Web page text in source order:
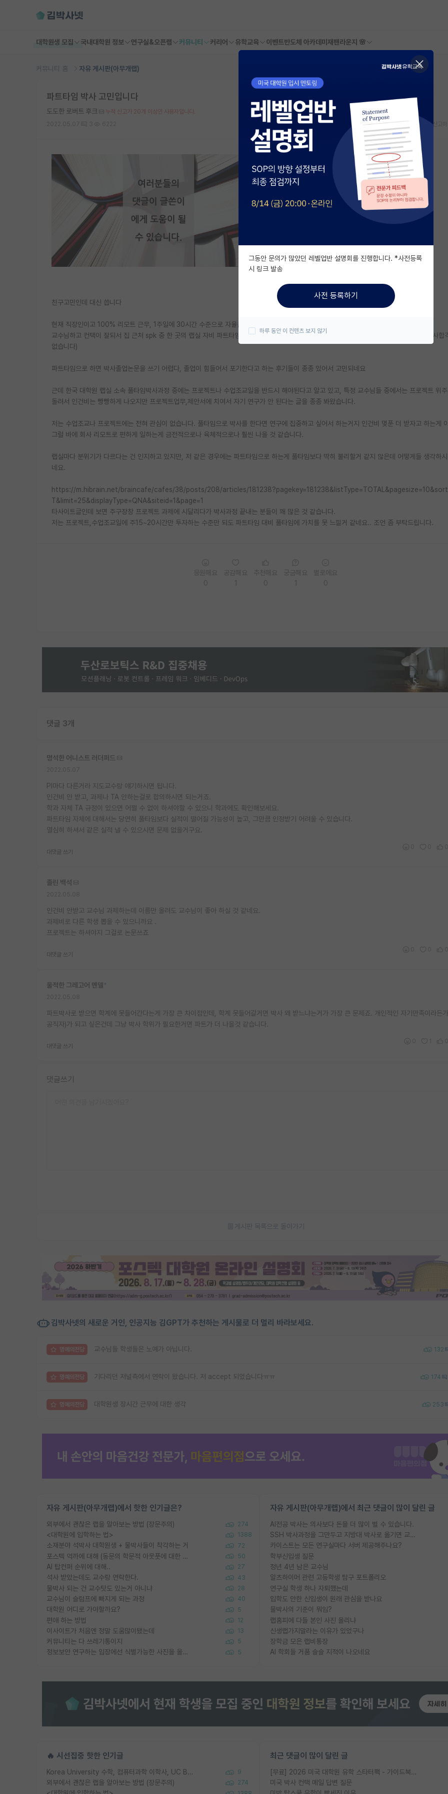
대학원생 모집 국내대학원 정보 연구실&오픈랩 커뮤니티 커리어 유학교육 이벤트반도체 아카데미 재팬라운지 🌸
커뮤니티 홈 자유 게시판(아무개랩)
파트타임 박사 고민입니다
도도한 로버트 후크
누적 신고가 20개 이상인 사용자입니다.
스크랩 신고
친구고민인데 대신 씁니다
현재 직장인이고 100% 리모트 근무, 1주일에 30시간 수준으로 자율근무로 일해서 굉장히 시간이 넉넉한 편입니다.
교수님하고 컨택이 잘되서 집 근처 spk 중 한 곳의 랩실 자비 파트타임박사, 펀딩받는 풀타임박사 둘 중에 하나 고르면 되는 상황인데 (최종 박사합
없습니다)
파트타임으로 하면 박사졸업논문을 쓰기 어렵다, 졸업이 힘들어서 포기한다고 하는 후기들이 종종 있어서 고민되네요
근데 한국 대학원 랩실 소속 풀타임박사과정 중에는 프로젝트나 수업조교일을 반드시 해야된다고 알고 있고, 특정 교수님들 중에서는 프로젝트 위
돌려서 인건비는 빵빵하게 나오지만 프로젝트업무,제안서에 치여서 자기 연구가 안 된다는 글을 종종 봐왔습니다.
저는 수업조교나 프로젝트에는 전혀 관심이 없습니다. 풀타임으로 박사를 한다면 연구에 집중하고 싶어서 하는거지 인건비 몇푼 더 받자고 하는게
그럴 바에 회사 리모트로 편하게 일하는게 금전적으로나 육체적으로나 훨씬 나을 것 같습니다.
랩실마다 분위기가 다르다는 건 인지하고 있지만, 저 같은 경우에는 파트타임으로 하는게 풀타임보다 딱히 불리할거 같지 않은데 어떻게들 생각하
네요.
https://m.hibrain.net/braincafe/cafes/38/posts/208/articles/
T&limit=25&displayType=QNA&siteid=1&page=1
타사이트글인데 보면 주구장창 프로젝트 과제에 시달리다가 박사과정 끝내는 분들이 꽤 많은 것 같습니다.
저는 프로젝트,수업조교일에 주15~20시간만 투자하는 수준만 되도 파트타임 대비 풀타임에 가치를 못 느낄거 같네요.. 조언 좀 부탁드립니다.
댓글 3개
명석한 어니스트 러더퍼드
PI마다 다른거라 지도교수랑 얘기하시면 됩니다.
인건비 안 받고, 과제나 TA 안하는걸로 합의하시면 되는거죠.
학과 자체 TA 규정이 있으면 어쩔 수 없이 하셔야할 수 있으니 학과에도 확인해보세요.
파트타임 자체에 대해서는 당연히 풀타임보다 실적이 떨어질 가능성이 높고, 그만큼 인정받기 어려울 수 있습니다.
열심히 하셔서 같은 실적 낼 수 있으시면 문제 없을거구요.
대댓글 쓰기
졸린 백석
인건비 안받고 교수님 과제하는데 이름만 올려도 교수님이 좋아 하실 것 같네요.
과제비로 다른 학생 뽑을 수 있으니까요 .
프로젝트는 하셔야지 그걸로 논문쓰죠
대댓글 쓰기
울적한 그레고어 멘델
파트박사로 받으면 학계에 못들어간다는게 가장 큰 차이점인데, 학계 못들어갈거면 박사 왜 받느냐는거가 가장 큰 문제죠. 개인적인 자기만족이라든
공직자)가 되고 싶은건데 그냥 박사 학위가 필요한거면 파트가 더 나을것 같습니다.
대댓글 쓰기
댓글쓰기
게시판 목록으로 돌아가기
김박사넷의 새로운 거인, 인공지능 김GPT가 추천하는 게시물로 더 멀리 바라보세요.
명예의전당 교수님들 학생들은 노예가 아닙니다. 132
명예의전당 기다리던 저널측에서 연락이 왔습니다. 저 accept 되었습니다ㅠㅠ 174
명예의전당 대학원생 장시간 근무에 대한 생각 253
자유 게시판(아무개랩)에서 핫한 인기글은?
외부에서 괜찮은 랩을 알아보는 방법 (장문주의) 274
<대학원에 입학하는 법> 1388
소재분야 석박사 대학원생 + 물박사들이 착각하는 거 72
포스텍 억까에 대해 (동문의 학문적 아웃풋에 대한 반박) 50
AI 탑컨퍼 순위에 대해.. 27
석사 받았는데도 교수랑 연락한다. 43
물박사 되는 건 교수탓도 있는거 아니냐 28
교수님이 슬럼프에 빠지게 되는 과정 40
대학원 어디로 가야할까요? 5
편애 하는 방법 12
이사이트가 처음엔 정말 도움많이됐는데 13
커뮤니티는 다 쓰레기통이지 5
정보보안 연구하는 입장에선 식별가능한 사진을 올리는건 비추이긴함 5
자유 게시판(아무개랩)에서 최근 댓글이 많이 달린 글
AI전공 박사는 의사보다 돈을 더 많이 벌 수 있습니다.
SSH 박사과정을 그만두고 지방대 박사로 옮기면 교수의 꿈은 끝일까요?
카이스트는 모든 연구실마다 서버 제공해주나요?
학부신입생 질문
정년 4년 남은 교수님
알츠하이머 관련 고등학생 탐구 포트폴리오
연구실 학생 하나 자퇴했는데
입학도 안한 신입생이 원래 관심을 받나요
물박사의 기준이 뭐임?
랩홈피에 다들 본인 사진 올리냐
신생랩가지말라는 이유가 있었구나
장학금 모은 랩비통장
AI 학회들 거품 슬슬 지적이 나오네요
🔥 시선집중 핫한 인기글
Korea University 수학, 컴퓨터과학 이학사, UC Berkeley 산업공학 대학원 공학박사가 되는 것은 쉽지 않겠죠? 9
외부에서 괜찮은 랩을 알아보는 방법 (장문주의) 274
최근 댓글이 많이 달린 글
[무료] 2026 미국 대학원 유학 스타터팩 - 가이드북 & 합격자 컨택메일 템플릿
미국 박사 컨택 메일 답변 질문
그동안 문의가 많았던 레벨업반 설명회를 진행합니다. *사전등록
시 링크 발송
사전 등록하기
하루 동안 이 컨텐츠 보지 않기